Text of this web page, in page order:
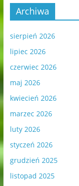
Archiwa
sierpień 2026
lipiec 2026
czerwiec 2026
maj 2026
kwiecień 2026
marzec 2026
luty 2026
styczeń 2026
grudzień 2025
listopad 2025